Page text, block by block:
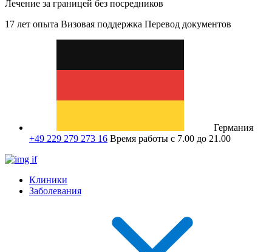
Лечение за границей без посредников
17 лет опыта Визовая поддержка Перевод документов
Германия
+49 229 279 273 16 Время работы с 7.00 до 21.00
Клиники
Заболевания